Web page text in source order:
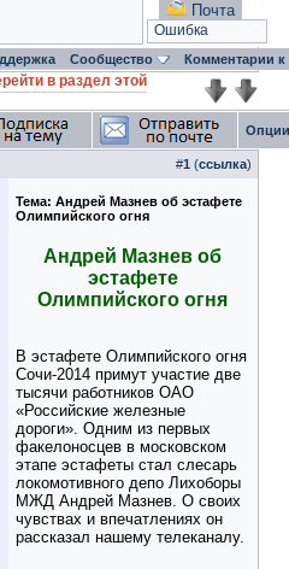
Почта
Ошибка
Сообщество Комментарии
в раздел этой
#1 (ссылка)
Тема: Андрей Мазнев об эстафете
Олимпийского огня
Андрей Мазнев об
эстафете
Олимпийского огня
В эстафете Олимпийского огня
Сочи-2014 примут участие две
тысячи работников ОАО
«Российские железные
дороги». Одним из первых
факелоносцев в московском
этапе эстафеты стал слесарь
локомотивного депо Лихоборы
МЖД Андрей Мазнев. О своих
чувствах и впечатлениях он
рассказал нашему телеканалу.